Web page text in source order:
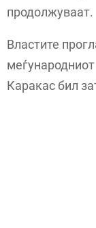
продолжуваат.
Властите
Каракас бил